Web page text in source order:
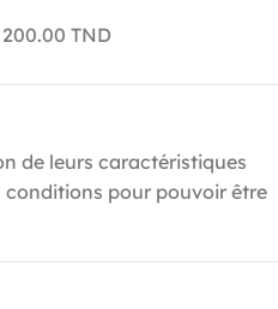
TND
de leurs caractéristiques
conditions pour pouvoir être